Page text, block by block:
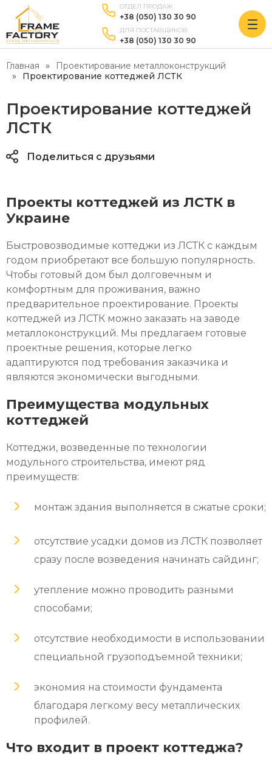
ОТДЕЛ ПРОДАЖ
+38 (050) 130 30 90
ДЛЯ ПОСТАВЩИКОВ
+38 (050) 130 30 90
Главная
Проектирование металлоконструкций
Проектирование коттеджей ЛСТК
Проектирование коттеджей
ЛСТК
Поделиться с друзьями
Проекты коттеджей из ЛСТК в
Украине
Быстровозводимые коттеджи из ЛСТК с каждым
годом приобретают все большую популярность.
Чтобы готовый дом был долговечным и
комфортным для проживания, важно
предварительное проектирование. Проекты
коттеджей из ЛСТК можно заказать на заводе
металлоконструкций. Мы предлагаем готовые
проектные решения, которые легко
адаптируются под требования заказчика и
являются экономически выгодными.
Преимущества модульных
коттеджей
Коттеджи, возведенные по технологии
модульного строительства, имеют ряд
преимуществ:
монтаж здания выполняется в сжатые сроки;
отсутствие усадки домов из ЛСТК позволяет
сразу после возведения начинать сайдинг;
утепление можно проводить разными
способами;
отсутствие необходимости в использовании
специальной грузоподъемной техники;
экономия на стоимости фундамента
благодаря легкому весу металлических
профилей.
Что входит в проект коттеджа?